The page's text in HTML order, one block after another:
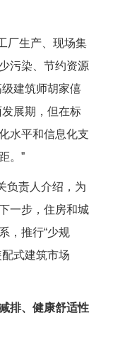
厂生产、现场集
污染、节约资源
建筑师胡家僖
展期，但在标
水平和信息化支
。”
责人介绍，为
一步，住房和城
，推行“少规
式建筑市场
排、健康舒适性